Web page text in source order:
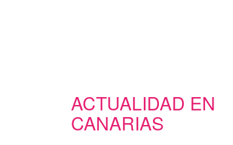
ACTUALIDAD EN
CANARIAS